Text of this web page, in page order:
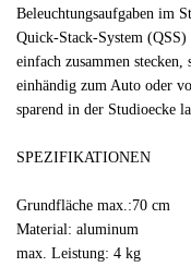
Beleuchtungsaufgaben im
Quick-Stack-System (QSS)
einfach zusammen
einhändig zum Auto oder
sparend in der Studioecke
SPEZIFIKATIONEN
Grundfläche max.:70 cm
Material: aluminum
max. Leistung: 4 kg